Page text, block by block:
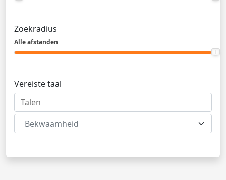
Zoekradius
Alle afstanden
Vereiste taal
Bekwaamheid